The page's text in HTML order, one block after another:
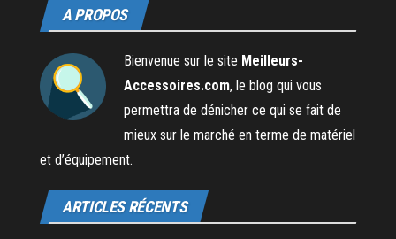
A PROPOS
Bienvenue sur le site Meilleurs-
Accessoires.com, le blog qui vous
permettra de dénicher ce qui se fait de
mieux sur le marché en terme de matériel
et d’équipement.
ARTICLES RÉCENTS